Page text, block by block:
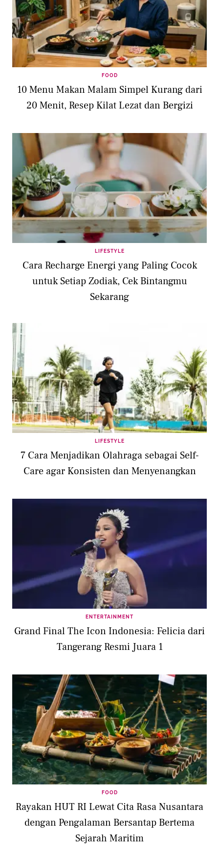
FOOD
10 Menu Makan Malam Simpel Kurang dari
20 Menit, Resep Kilat Lezat dan Bergizi
LIFESTYLE
Cara Recharge Energi yang Paling Cocok
untuk Setiap Zodiak, Cek Bintangmu
Sekarang
LIFESTYLE
7 Cara Menjadikan Olahraga sebagai Self-
Care agar Konsisten dan Menyenangkan
ENTERTAINMENT
Grand Final The Icon Indonesia: Felicia dari
Tangerang Resmi Juara 1
FOOD
Rayakan HUT RI Lewat Cita Rasa Nusantara
dengan Pengalaman Bersantap Bertema
Sejarah Maritim